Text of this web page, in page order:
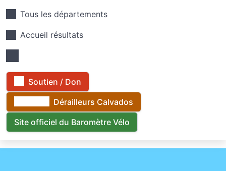
Tous les départements
Accueil résultats
Soutien / Don
Dérailleurs Calvados
Site officiel du Baromètre Vélo